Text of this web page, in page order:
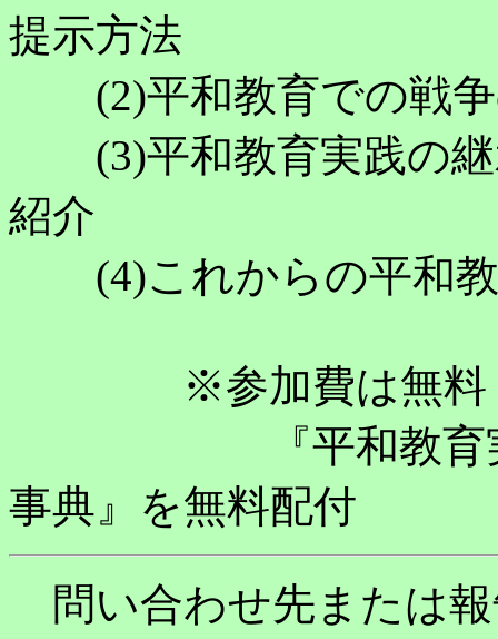
提示方法
(2)平和教育での戦争
(3)平和教育実践の継
紹介
(4)これからの平和教
※参加費は無料
『平和教育実践
事典』を無料配付
問い合わせ先または